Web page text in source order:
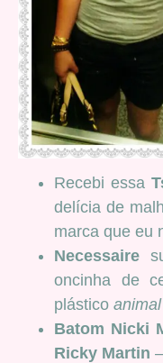
Recebi essa
delícia de
marca que eu
Necessaire
oncinha de
plástico
Batom Nicki
Ricky Martin